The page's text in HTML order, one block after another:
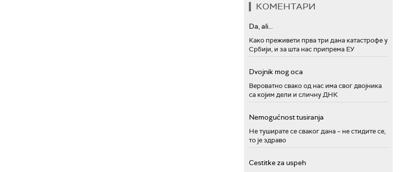
КОМЕНТАРИ
Da, ali...
Како преживети прва три дана катастрофе у
Србији, и за шта нас припрема ЕУ
Dvojnik mog oca
Вероватно свако од нас има свог двојника
са којим дели и сличну ДНК
Nemogućnost tusiranja
Не туширате се сваког дана – не стидите се,
то је здраво
Cestitke za uspeh